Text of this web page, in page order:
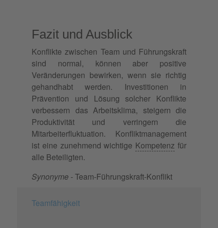
Fazit und Ausblick
Konflikte zwischen Team und Führungskraft
sind normal, können aber positive
Veränderungen bewirken, wenn sie richtig
gehandhabt werden. Investitionen in
Prävention und Lösung solcher Konflikte
verbessern das Arbeitsklima, steigern die
Produktivität und verringern die
Mitarbeiterfluktuation. Konfliktmanagement
ist eine zunehmend wichtige Kompetenz für
alle Beteiligten.
Synonyme - Team-Führungskraft-Konflikt
Teamfähigkeit